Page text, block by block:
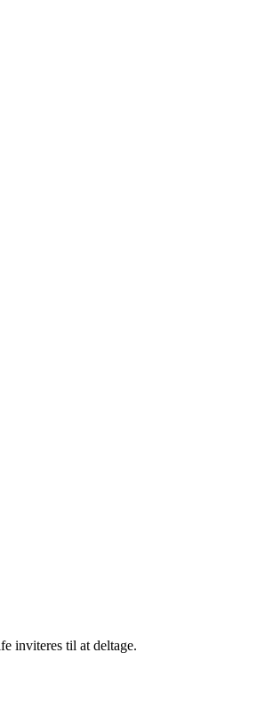
inviteres til at deltage.